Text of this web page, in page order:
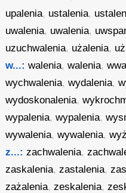
upalenia, ustalenia,
uwalenia, uwalenia,
uzuchwalenia, użalenia,
w...: walenia,walenia,
wychwalenia,wydalenia,
wydoskonalenia,
wypalenia,wypalenia,
wywalenia,wywalenia,
z...: zachwalenia,
zaskalenia,zastalenia,
zażalenia,zeskalenia,